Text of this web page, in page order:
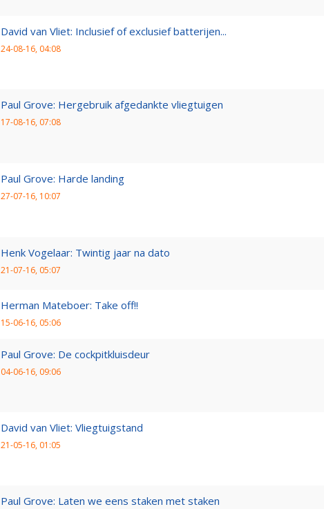
David van Vliet: Inclusief of exclusief batterijen...
24-08-16, 04:08
Paul Grove: Hergebruik afgedankte vliegtuigen
17-08-16, 07:08
Paul Grove: Harde landing
27-07-16, 10:07
Henk Vogelaar: Twintig jaar na dato
21-07-16, 05:07
Herman Mateboer: Take off!!
15-06-16, 05:06
Paul Grove: De cockpitkluisdeur
04-06-16, 09:06
David van Vliet: Vliegtuigstand
21-05-16, 01:05
Paul Grove: Laten we eens staken met staken